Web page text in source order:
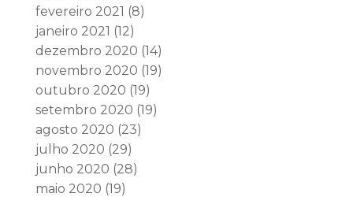
fevereiro 2021 (8)
janeiro 2021 (12)
dezembro 2020 (14)
novembro 2020 (19)
outubro 2020 (19)
setembro 2020 (19)
agosto 2020 (23)
julho 2020 (29)
junho 2020 (28)
maio 2020 (19)